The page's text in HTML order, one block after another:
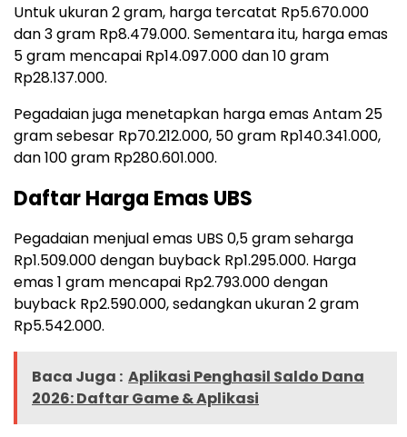
Untuk ukuran 2 gram, harga tercatat Rp5.670.000
dan 3 gram Rp8.479.000. Sementara itu, harga emas
5 gram mencapai Rp14.097.000 dan 10 gram
Rp28.137.000.
Pegadaian juga menetapkan harga emas Antam 25
gram sebesar Rp70.212.000, 50 gram Rp140.341.000,
dan 100 gram Rp280.601.000.
Daftar Harga Emas UBS
Pegadaian menjual emas UBS 0,5 gram seharga
Rp1.509.000 dengan buyback Rp1.295.000. Harga
emas 1 gram mencapai Rp2.793.000 dengan
buyback Rp2.590.000, sedangkan ukuran 2 gram
Rp5.542.000.
Baca Juga : Aplikasi Penghasil Saldo Dana
2026: Daftar Game & Aplikasi